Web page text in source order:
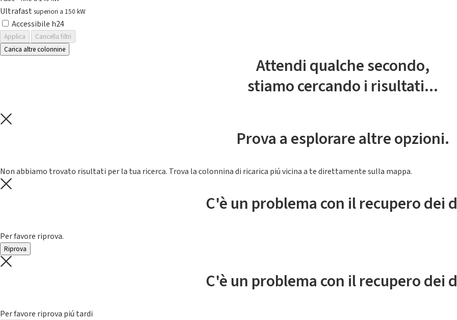
Ultrafast superiori a 150 kW
Accessibile h24
Applica
Cancella filtri
Carica altre colonnine
Attendi qualche secondo,
stiamo cercando i risultati...
Prova a esplorare altre opzioni.
Non abbiamo trovato risultati per la tua ricerca. Trova la colonnina di ricarica piú vicina a te direttamente sulla mappa.
C'è un problema con il recupero dei
Per favore riprova.
Riprova
C'è un problema con il recupero dei
Per favore riprova piú tardi